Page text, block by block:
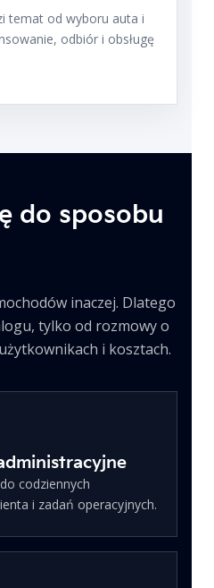
temat od wyboru auta i
odbiór i obsługę
do sposobu
inaczej. Dlatego
tylko od rozmowy o
i kosztach.
codziennych
i zadań operacyjnych.